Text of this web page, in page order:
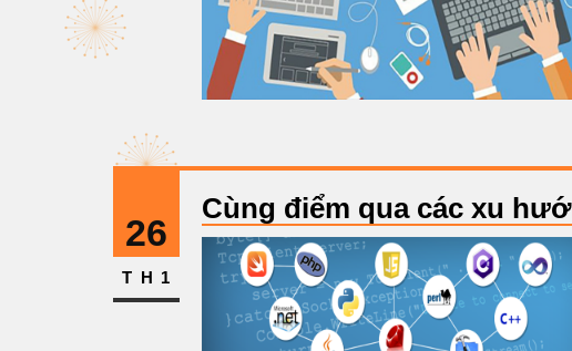
Cùng điểm qua các xu
26
TH1